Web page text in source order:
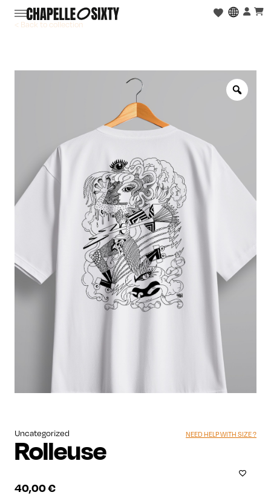
< Back to collection
Zoom
Uncategorized
Rolleuse
40,00€
NEED HELP WITH SIZE ?